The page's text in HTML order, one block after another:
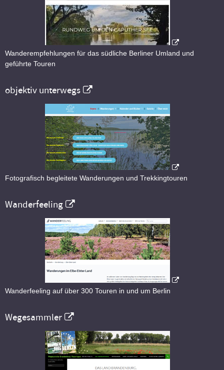
Wanderempfehlungen für das südliche Berliner Umland und
geführte Touren
objektiv unterwegs
Fotografisch begleitete Wanderungen und Trekkingtouren
Wanderfeeling
Wanderfeeling auf über 300 Touren in und um Berlin
Wegesammler